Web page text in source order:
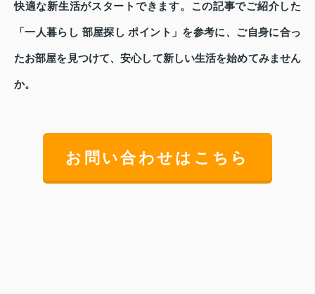
快適な新生活がスタートできます。この記事でご紹介した
「一人暮らし 部屋探し ポイント」を参考に、ご自身に合っ
たお部屋を見つけて、安心して新しい生活を始めてみません
か。
お問い合わせはこちら